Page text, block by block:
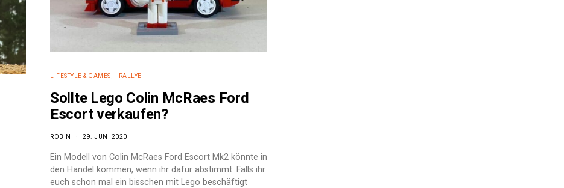
LIFESTYLE & GAMES RALLYE
Sollte Lego Colin McRaes Ford
Escort verkaufen?
ROBIN 29. JUNI 2020
Ein Modell von Colin McRaes Ford Escort Mk2 könnte in
den Handel kommen, wenn ihr dafür abstimmt. Falls ihr
euch schon mal ein bisschen mit Lego beschäftigt